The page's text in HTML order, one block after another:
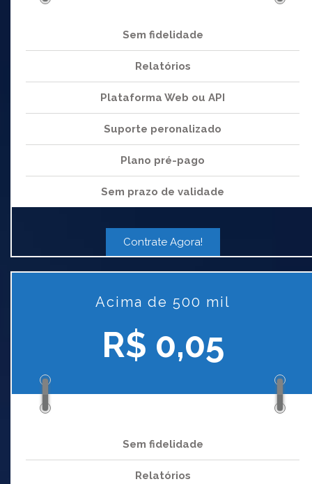
Sem fidelidade
Relatórios
Plataforma Web ou API
Suporte peronalizado
Plano pré-pago
Sem prazo de validade
Contrate Agora!
Acima de 500 mil
R$ 0,05
Sem fidelidade
Relatórios